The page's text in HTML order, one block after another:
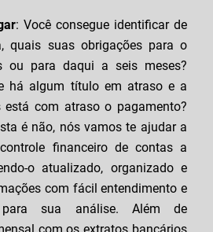
: Você consegue identificar de
quais suas obrigações para o
ou para daqui a seis meses?
há algum título em atraso e a
está com atraso o pagamento?
é não, nós vamos te ajudar a
financeiro de contas a
o atualizado, organizado e
com fácil entendimento e
para sua análise. Além de